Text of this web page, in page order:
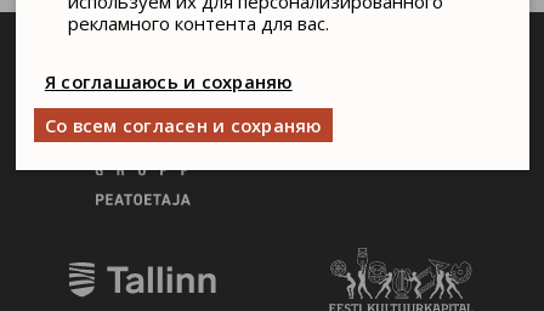
рекламного контента для вас.
Я соглашаюсь и сохраняю
Со всем согласен и сохраняю